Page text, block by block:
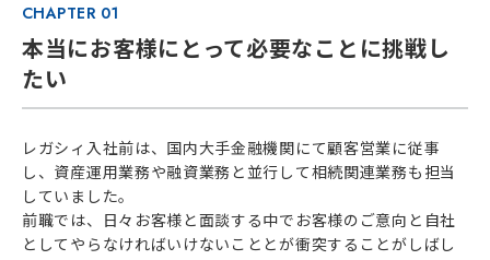
CHAPTER 01
本当にお客様にとって必要なことに挑戦し
たい
レガシィ入社前は、国内大手金融機関にて顧客営業に従事
し、資産運用業務や融資業務と並行して相続関連業務も担当
していました。
前職では、日々お客様と面談する中でお客様のご意向と自社
としてやらなければいけないこととが衝突することがしばし